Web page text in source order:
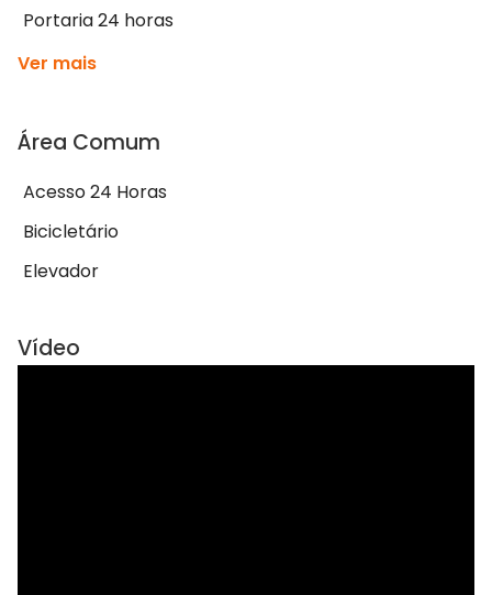
Portaria 24 horas
Ver mais
Área Comum
Acesso 24 Horas
Bicicletário
Elevador
Vídeo